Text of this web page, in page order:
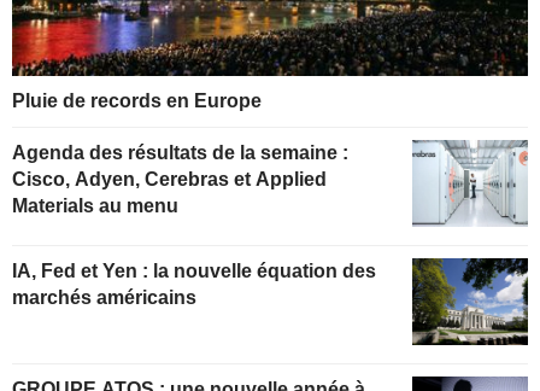
Pluie de records en Europe
Agenda des résultats de la semaine :
Cisco, Adyen, Cerebras et Applied
Materials au menu
IA, Fed et Yen : la nouvelle équation des
marchés américains